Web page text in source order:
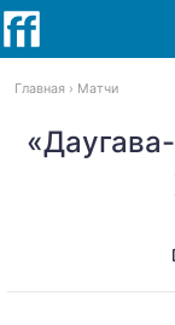
Главная Матчи